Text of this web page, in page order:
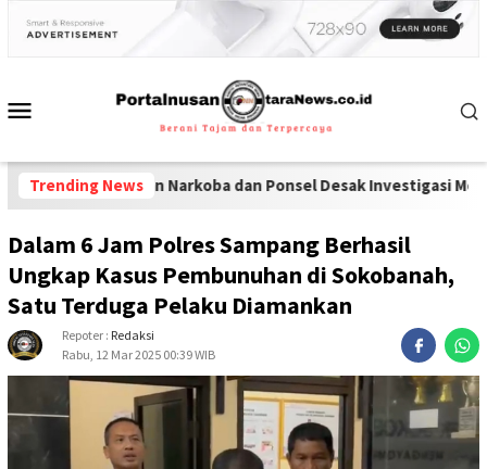
Trending News
Narkoba dan Ponsel Desak Investigasi Menyeluruh di
Dalam 6 Jam Polres Sampang Berhasil
Ungkap Kasus Pembunuhan di Sokobanah,
Satu Terduga Pelaku Diamankan
Repoter : Redaksi
Rabu, 12 Mar 2025 00:39 WIB